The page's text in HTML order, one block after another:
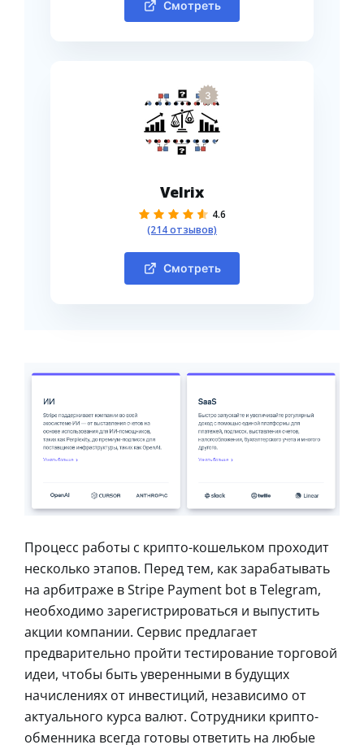
Смотреть
3
Velrix
4.6
(214 отзывов)
Смотреть
Процесс работы с крипто-кошельком проходит
несколько этапов. Перед тем, как зарабатывать
на арбитраже в Stripe Payment bot в Telegram,
необходимо зарегистрироваться и выпустить
акции компании. Сервис предлагает
предварительно пройти тестирование торговой
идеи, чтобы быть уверенными в будущих
начислениях от инвестиций, независимо от
актуального курса валют. Сотрудники крипто-
обменника всегда готовы ответить на любые